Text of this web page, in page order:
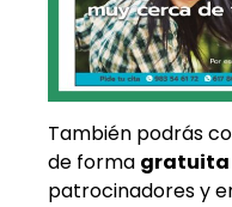
También podrás
de forma gratuita
patrocinadores y